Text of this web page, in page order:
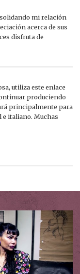
mi relación
acerca de sus
disfruta de
utiliza este enlace
produciendo
principalmente para
e italiano. Muchas